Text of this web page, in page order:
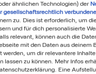
ähnlichen Technologien) der
gesellschaftsrechtlich
zu. Dies ist erforderlich, um
und für dich personalisierte
relevant, können auch die
mit den Daten aus deinem
werden, um dir relevantere
lassen zu können. Mehr Infos
Eine